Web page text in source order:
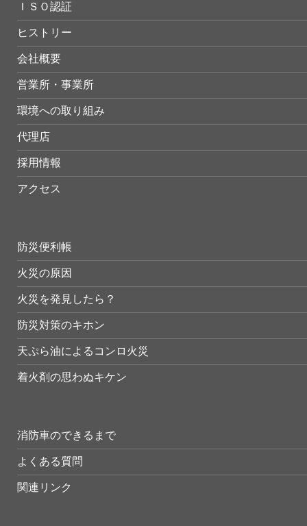
ＩＳＯ認証
ヒストリー
会社概要
営業所・事業所
環境への取り組み
代理店
採用情報
アクセス
防災便利帳
火災の原因
火災を発見したら？
防災対策のキホン
天ぷら油によるコンロ火災
着火剤の思わぬキケン
消防車のできるまで
よくある質問
関連リンク